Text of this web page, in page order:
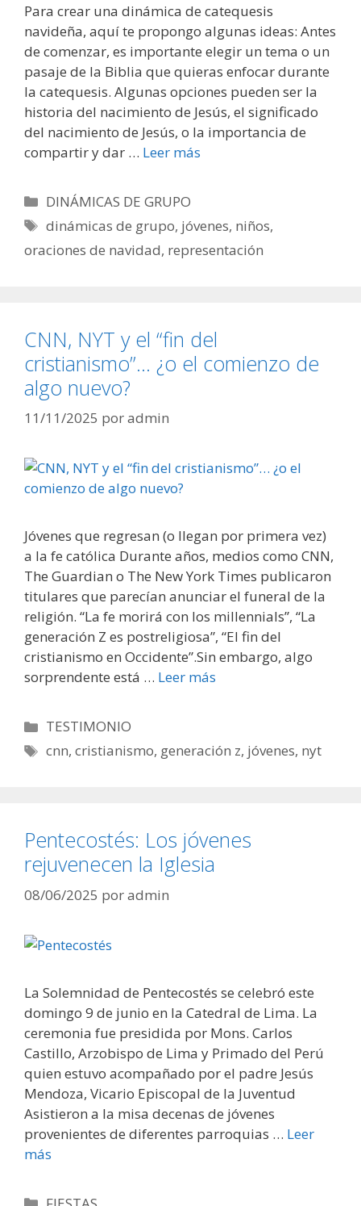
Para crear una dinámica de catequesis
navideña, aquí te propongo algunas ideas: Antes
de comenzar, es importante elegir un tema o un
pasaje de la Biblia que quieras enfocar durante
la catequesis. Algunas opciones pueden ser la
historia del nacimiento de Jesús, el significado
del nacimiento de Jesús, o la importancia de
compartir y dar … Leer más
Categorías
DINÁMICAS DE GRUPO
Etiquetas
dinámicas de grupo, jóvenes, niños,
oraciones de navidad, representación
CNN, NYT y el “fin del
cristianismo”… ¿o el comienzo de
algo nuevo?
11/11/2025 poradmin
Jóvenes que regresan (o llegan por primera vez)
a la fe católica Durante años, medios como CNN,
The Guardian o The New York Times publicaron
titulares que parecían anunciar el funeral de la
religión. “La fe morirá con los millennials”, “La
generación Z es postreligiosa”, “El fin del
cristianismo en Occidente”.Sin embargo, algo
sorprendente está … Leer más
Categorías
TESTIMONIO
Etiquetas
cnn,cristianismo, generación z, jóvenes, nyt
Pentecostés: Los jóvenes
rejuvenecen la Iglesia
08/06/2025 poradmin
La Solemnidad de Pentecostés se celebró este
domingo 9 de junio en la Catedral de Lima. La
ceremonia fue presidida por Mons. Carlos
Castillo, Arzobispo de Lima y Primado del Perú
quien estuvo acompañado por el padre Jesús
Mendoza, Vicario Episcopal de la Juventud
Asistieron a la misa decenas de jóvenes
provenientes de diferentes parroquias … Leer
más
Categorías